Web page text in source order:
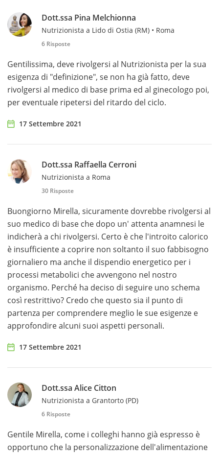
Dott.ssa Pina Melchionna
Nutrizionista a Lido di Ostia (RM) • Roma
6 Risposte
Gentilissima, deve rivolgersi al Nutrizionista per la sua
esigenza di "definizione", se non ha già fatto, deve
rivolgersi al medico di base prima ed al ginecologo poi,
per eventuale ripetersi del ritardo del ciclo.
17 Settembre 2021
Dott.ssa Raffaella Cerroni
Nutrizionista a Roma
30 Risposte
Buongiorno Mirella, sicuramente dovrebbe rivolgersi al
suo medico di base che dopo un' attenta anamnesi le
indicherà a chi rivolgersi. Certo è che l'introito calorico
è insufficiente a coprire non soltanto il suo fabbisogno
giornaliero ma anche il dispendio energetico per i
processi metabolici che avvengono nel nostro
organismo. Perché ha deciso di seguire uno schema
così restrittivo? Credo che questo sia il punto di
partenza per comprendere meglio le sue esigenze e
approfondire alcuni suoi aspetti personali.
17 Settembre 2021
Dott.ssa Alice Citton
Nutrizionista a Grantorto (PD)
6 Risposte
Gentile Mirella, come i colleghi hanno già espresso è
opportuno che la personalizzazione dell'alimentazione